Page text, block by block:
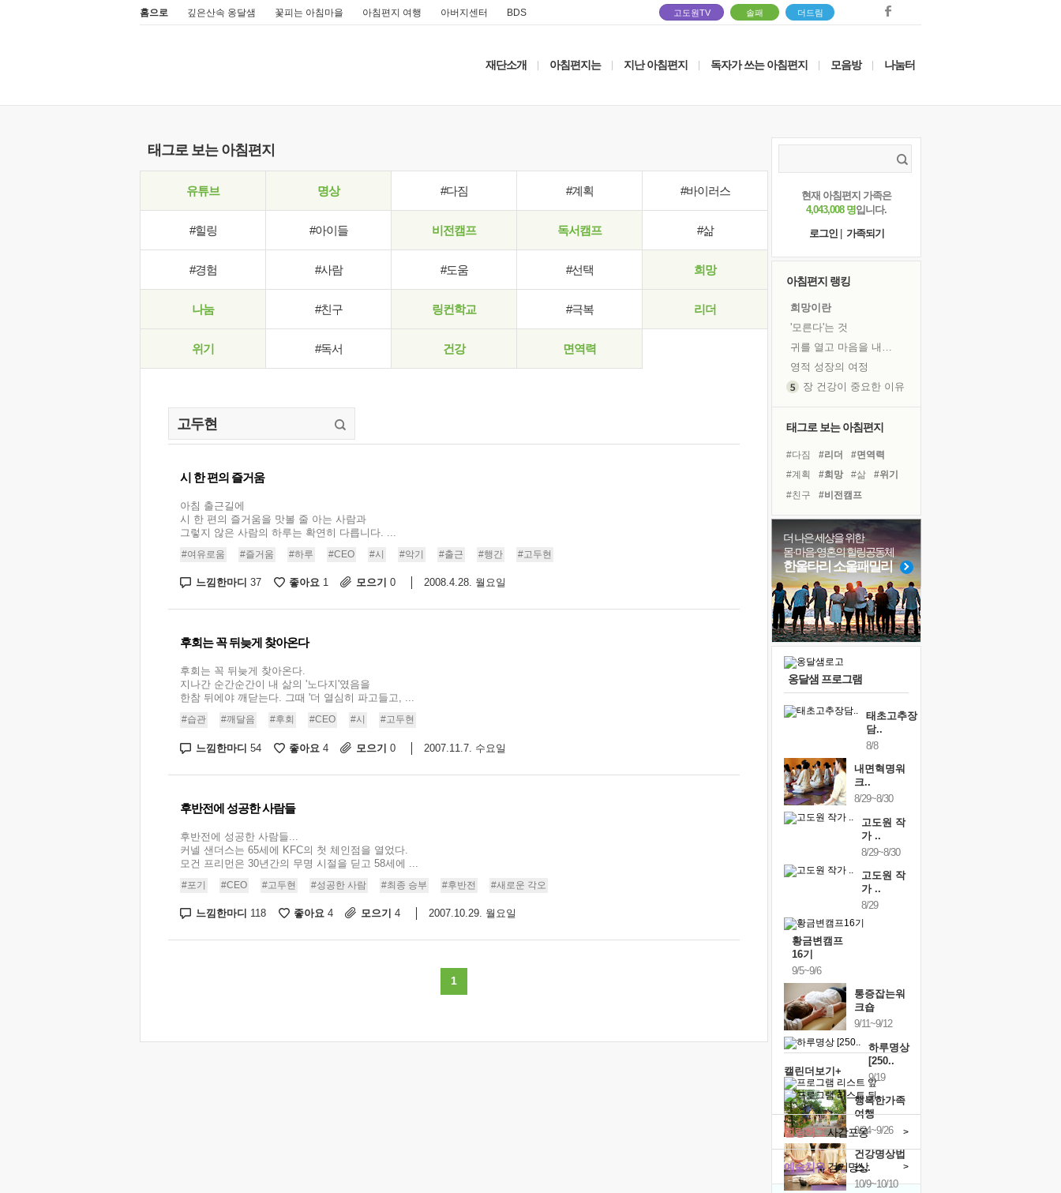
홈으로 깊은산속 옹달샘 꽃피는 아침마을 아침편지 여행 아버지센터 BDS 고도원TV 솔패 더드림
재단소개 아침편지는 지난 아침편지 독자가 쓰는 아침편지 모음방 나눔터
태그로 보는 아침편지
유튜브 명상 #다짐 #계획 #바이러스
#힐링 #아이들 비전캠프 독서캠프 #삶
#경험 #사람 #도움 #선택 희망
나눔 #친구 링컨학교 #극복 리더
위기 #독서 건강 면역력
시 한 편의 즐거움
아침 출근길에
시 한 편의 즐거움을 맛볼 줄 아는 사람과
그렇지 않은 사람의 하루는 확연히 다릅니다. ...
#여유로움 #즐거움 #하루 #CEO #시 #악기 #출근 #행간 #고두현
느낌한마디 37 좋아요 1 모으기 0 2008.4.28. 월요일
후회는 꼭 뒤늦게 찾아온다
후회는 꼭 뒤늦게 찾아온다.
지나간 순간순간이 내 삶의 '노다지'였음을
한참 뒤에야 깨닫는다. 그때 '더 열심히 파고들고, ...
#습관 #깨달음 #후회 #CEO #시 #고두현
느낌한마디 54 좋아요 4 모으기 0 2007.11.7. 수요일
후반전에 성공한 사람들
후반전에 성공한 사람들...
커넬 샌더스는 65세에 KFC의 첫 체인점을 열었다.
모건 프리먼은 30년간의 무명 시절을 딛고 58세에 ...
#포기 #CEO #고두현 #성공한 사람 #최종 승부 #후반전 #새로운 각오
느낌한마디 118 좋아요 4 모으기 4 2007.10.29. 월요일
1
현재 아침편지 가족은
4,043,008 명입니다.
로그인
가족되기
아침편지 랭킹
희망이란
'모른다'는 것
귀를 열고 마음을 내어주고
영적 성장의 여정
장 건강이 중요한 이유
꿈이 실제가 되는 것
'말 타는 법'을 먼저
졸업식 사진을 보며
아픈 아버지를 위한 공간 설계
극심한 변비, 어깨결림, 수면 장애
보고 싶은 어머니
유년 시절의 부산 영도 바다
못된 꼰대들
거울 속의 나
태그로 보는 아침편지
#다짐 #리더
#면역력
#계획
#희망 #삶
#위기
#친구
#비전캠프
#독서캠프
#힐링
#바이러스
#경험
#나눔
#사람
#독서
#명상
#극복
#건강
#도움
#아이들
#선택
더 나은 세상을 위한
몸·마음·영혼의 힐링공동체
한울타리 소울패밀리
옹달샘 프로그램
태초고추장
담..
8/8
내면혁명워
크..
8/29~8/30
고도원 작
가 ..
8/29~8/30
고도원 작
가 ..
8/29
황금변캠프
16기
9/5~9/6
통증잡는워
크숍
9/11~9/12
하루명상
[250..
9/19
행복한가족
여행
9/24~9/26
건강명상법
스..
10/9~10/10
캘린더보기+
예술치유걷기명상 >
힐링허그사감포옹 >